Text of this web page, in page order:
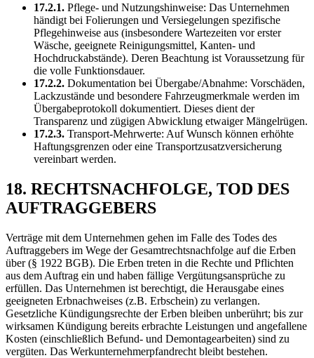
17.2.1. Pflege- und Nutzungshinweise: Das Unternehmen
händigt bei Folierungen und Versiegelungen spezifische
Pflegehinweise aus (insbesondere Wartezeiten vor erster
Wäsche, geeignete Reinigungsmittel, Kanten- und
Hochdruckabstände). Deren Beachtung ist Voraussetzung für
die volle Funktionsdauer.
17.2.2. Dokumentation bei Übergabe/Abnahme: Vorschäden,
Lackzustände und besondere Fahrzeugmerkmale werden im
Übergabeprotokoll dokumentiert. Dieses dient der
Transparenz und zügigen Abwicklung etwaiger Mängelrügen.
17.2.3. Transport-Mehrwerte: Auf Wunsch können erhöhte
Haftungsgrenzen oder eine Transportzusatzversicherung
vereinbart werden.
18. RECHTSNACHFOLGE, TOD DES
AUFTRAGGEBERS
Verträge mit dem Unternehmen gehen im Falle des Todes des
Auftraggebers im Wege der Gesamtrechtsnachfolge auf die Erben
über (§ 1922 BGB). Die Erben treten in die Rechte und Pflichten
aus dem Auftrag ein und haben fällige Vergütungsansprüche zu
erfüllen. Das Unternehmen ist berechtigt, die Herausgabe eines
geeigneten Erbnachweises (z.B. Erbschein) zu verlangen.
Gesetzliche Kündigungsrechte der Erben bleiben unberührt; bis zur
wirksamen Kündigung bereits erbrachte Leistungen und angefallene
Kosten (einschließlich Befund- und Demontagearbeiten) sind zu
vergüten. Das Werkunternehmerpfandrecht bleibt bestehen.